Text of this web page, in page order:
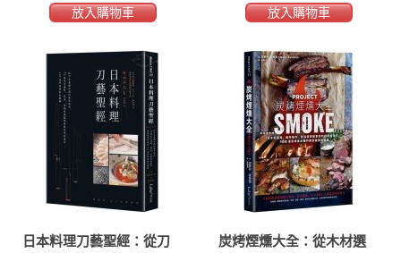
放入購物車 放入購物車
日本料理刀藝聖經：從刀
炭烤煙燻大全：從木材選